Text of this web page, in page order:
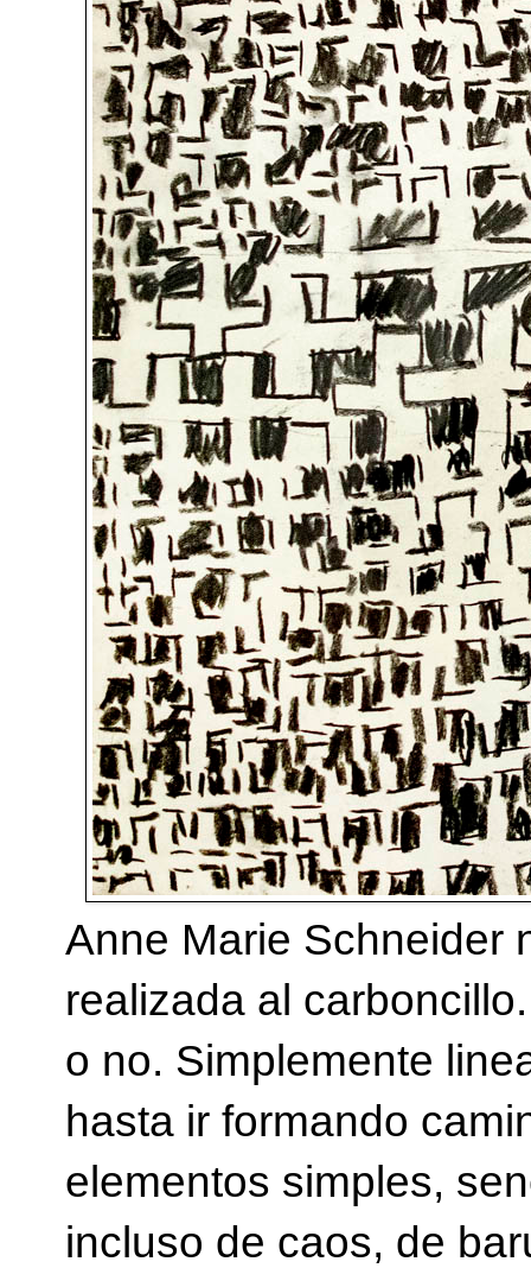
Anne Marie Schneider
realizada al
o no. Simplemente
hasta ir formando
elementos simples,
incluso de caos, de